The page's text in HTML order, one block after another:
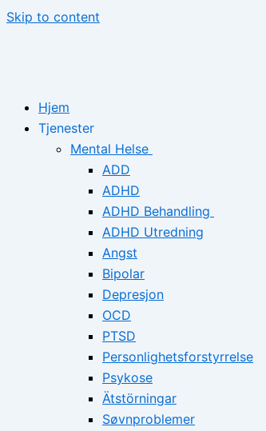
Skip to content
Hjem
Tjenester
Mental Helse
ADD
ADHD
ADHD Behandling
ADHD Utredning
Angst
Bipolar
Depresjon
OCD
PTSD
Personlighetsforstyrrelse
Psykose
Ätstörningar
Søvnproblemer